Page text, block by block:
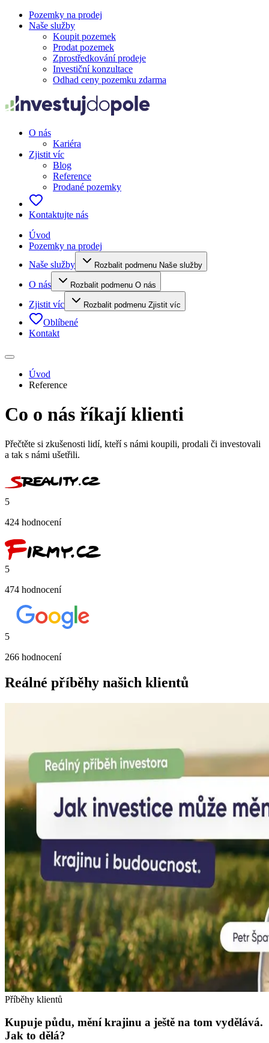
Pozemky na prodej
Naše služby
Koupit pozemek
Prodat pozemek
Zprostředkování prodeje
Investiční konzultace
Odhad ceny pozemku zdarma
O nás
Kariéra
Zjistit víc
Blog
Reference
Prodané pozemky
Kontaktujte nás
Úvod
Pozemky na prodej
Naše služby
Rozbalit podmenu Naše služby
O nás Rozbalit podmenu O nás
Zjistit víc Rozbalit podmenu Zjistit víc
Oblíbené
Kontakt
Úvod
Reference
Co o nás říkají klienti
Přečtěte si zkušenosti lidí, kteří s námi koupili, prodali či investovali
a tak s námi ušetřili.
5
424 hodnocení
5
474 hodnocení
5
266 hodnocení
Reálné příběhy našich klientů
Příběhy klientů
Kupuje půdu, mění krajinu a ještě na tom vydělává.
Jak to dělá?